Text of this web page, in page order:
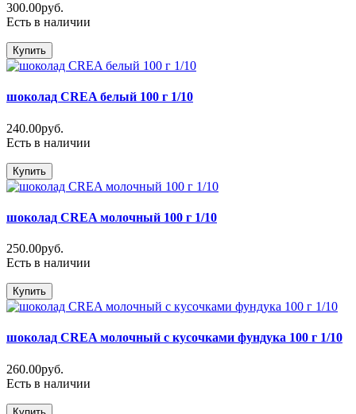
300.00руб.
Есть в наличии
Купить
шоколад CREA белый 100 г 1/10
240.00руб.
Есть в наличии
Купить
шоколад CREA молочный 100 г 1/10
250.00руб.
Есть в наличии
Купить
шоколад CREA молочный с кусочками фундука 100 г 1/10
260.00руб.
Есть в наличии